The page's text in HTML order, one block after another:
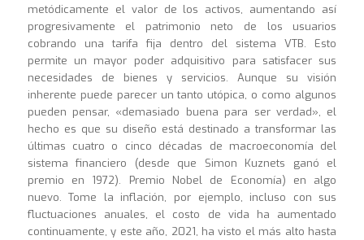
metódicamente el valor de los activos, aumentando así
progresivamente el patrimonio neto de los usuarios
cobrando una tarifa fija dentro del sistema VTB. Esto
permite un mayor poder adquisitivo para satisfacer sus
necesidades de bienes y servicios. Aunque su visión
inherente puede parecer un tanto utópica, o como algunos
pueden pensar, «demasiado buena para ser verdad», el
hecho es que su diseño está destinado a transformar las
últimas cuatro o cinco décadas de macroeconomía del
sistema financiero (desde que Simon Kuznets ganó el
premio en 1972). Premio Nobel de Economía) en algo
nuevo. Tome la inflación, por ejemplo, incluso con sus
fluctuaciones anuales, el costo de vida ha aumentado
continuamente, y este año, 2021, ha visto el más alto hasta